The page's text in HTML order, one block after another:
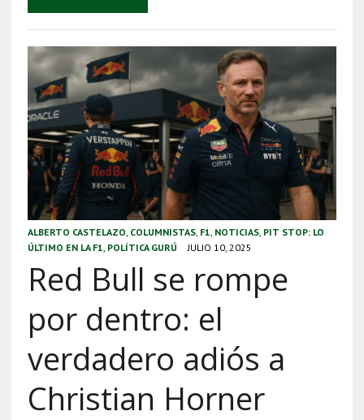
ALBERTO CASTELAZO COLUMNISTAS, F1 NOTICIAS, PIT STOP: LO
ÚLTIMO EN LA F1 POLÍTICA GURÚ JULIO 10, 2025
Red Bull se rompe
por dentro: el
verdadero adiós a
Christian Horner